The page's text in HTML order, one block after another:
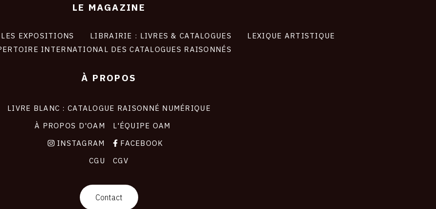
LE MAGAZINE
LES EXPOSITIONS LIBRAIRIE : LIVRES & CATALOGUES
LEXIQUE ARTISTIQUE
INTERNATIONAL DES CATALOGUES RAISONNÉS
À PROPOS
LIVRE BLANC : CATALOGUE RAISONNÉ NUMÉRIQUE
À PROPOS D'OAM
L'ÉQUIPE OAM
INSTAGRAM
FACEBOOK
CGU
CGV
Contact